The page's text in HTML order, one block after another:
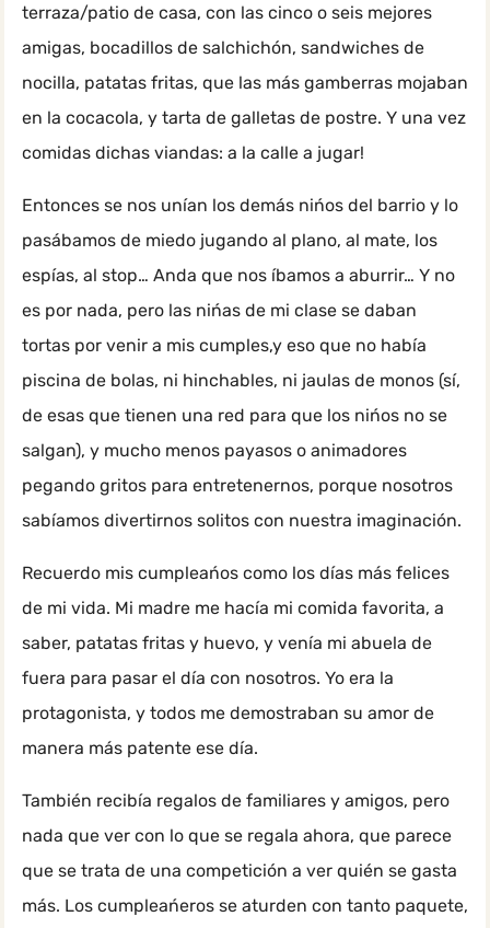
terraza/patio de casa, con las cinco o seis mejores
amigas, bocadillos de salchichón, sandwiches de
nocilla, patatas fritas, que las más gamberras mojaban
en la cocacola, y tarta de galletas de postre. Y una vez
comidas dichas viandas: a la calle a jugar!
Entonces se nos unían los demás nińos del barrio y lo
pasábamos de miedo jugando al plano, al mate, los
espías, al stop… Anda que nos íbamos a aburrir… Y no
es por nada, pero las nińas de mi clase se daban
tortas por venir a mis cumples,y eso que no había
piscina de bolas, ni hinchables, ni jaulas de monos (sí,
de esas que tienen una red para que los nińos no se
salgan), y mucho menos payasos o animadores
pegando gritos para entretenernos, porque nosotros
sabíamos divertirnos solitos con nuestra imaginación.
Recuerdo mis cumpleańos como los días más felices
de mi vida. Mi madre me hacía mi comida favorita, a
saber, patatas fritas y huevo, y venía mi abuela de
fuera para pasar el día con nosotros. Yo era la
protagonista, y todos me demostraban su amor de
manera más patente ese día.
También recibía regalos de familiares y amigos, pero
nada que ver con lo que se regala ahora, que parece
que se trata de una competición a ver quién se gasta
más. Los cumpleańeros se aturden con tanto paquete,